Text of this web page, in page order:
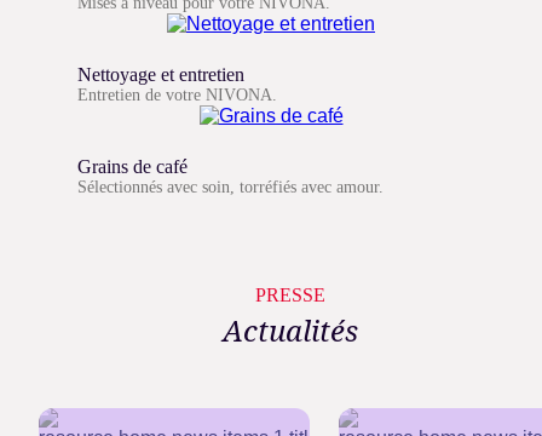
Nettoyage et entretien
Entretien de votre NIVONA.
Grains de café
Sélectionnés avec soin, torréfiés avec amour.
PRESSE
Actualités